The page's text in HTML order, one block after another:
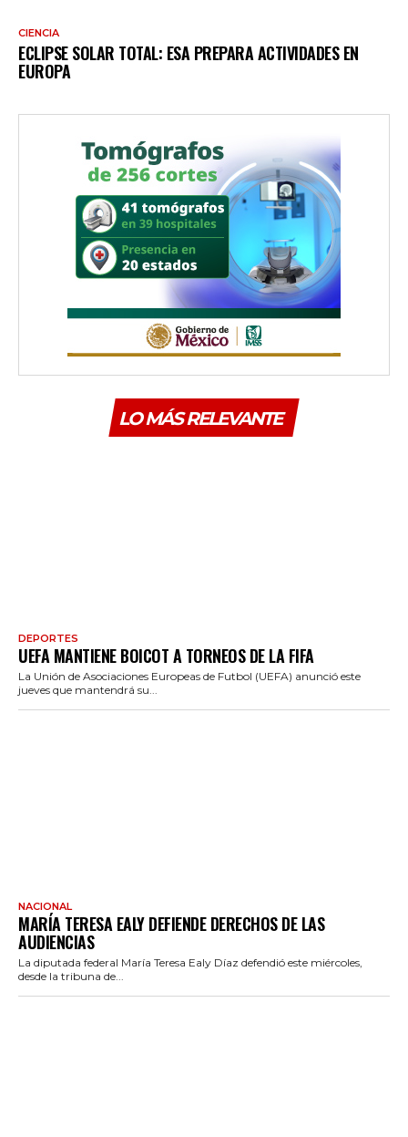
CIENCIA
ECLIPSE SOLAR TOTAL: ESA PREPARA ACTIVIDADES EN
EUROPA
LO MÁS RELEVANTE
DEPORTES
UEFA MANTIENE BOICOT A TORNEOS DE LA FIFA
La Unión de Asociaciones Europeas de Futbol (UEFA) anunció este
jueves que mantendrá su...
NACIONAL
MARÍA TERESA EALY DEFIENDE DERECHOS DE LAS
AUDIENCIAS
La diputada federal María Teresa Ealy Díaz defendió este miércoles,
desde la tribuna de...